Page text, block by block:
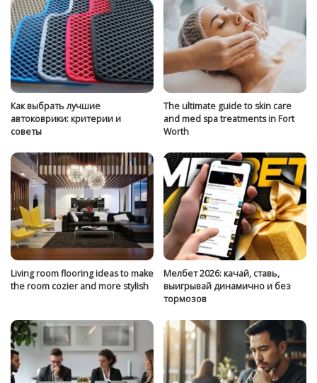
Как выбрать лучшие
автоковрики: критерии и
советы
The ultimate guide to skin care
and med spa treatments in Fort
Worth
Living room flooring ideas to make
the room cozier and more stylish
Мелбет 2026: качай, ставь,
выигрывай динамично и без
тормозов